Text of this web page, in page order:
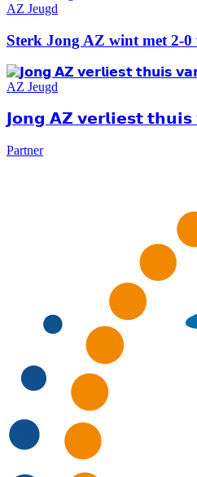
AZ Jeugd
Sterk Jong AZ wint met 2-
AZ Jeugd
𝗝𝗼𝗻𝗴 𝗔𝗭 𝘃𝗲𝗿𝗹𝗶𝗲𝘀𝘁
Partner